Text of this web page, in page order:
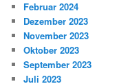
Februar 2024
Dezember 2023
November 2023
Oktober 2023
September 2023
Juli 2023